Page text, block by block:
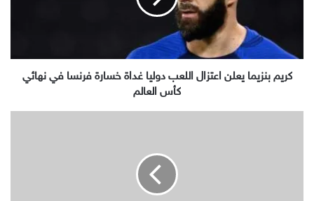
فرنسا
نهائي
العالم
كريم بنزيما يعلن اعتزال اللعب دوليا غداة خسارة فرنسا في نهائي
كأس العالم